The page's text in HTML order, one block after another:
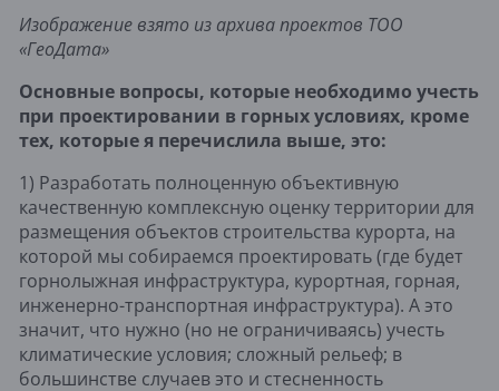
Изображение взято из архива проектов ТОО
«ГеоДата»
Основные вопросы, которые необходимо учесть
при проектировании в горных условиях, кроме
тех, которые я перечислила выше, это:
1) Разработать полноценную объективную
качественную комплексную оценку территории для
размещения объектов строительства курорта, на
которой мы собираемся проектировать (где будет
горнолыжная инфраструктура, курортная, горная,
инженерно-транспортная инфраструктура). А это
значит, что нужно (но не ограничиваясь) учесть
климатические условия; сложный рельеф; в
большинстве случаев это и стесненность